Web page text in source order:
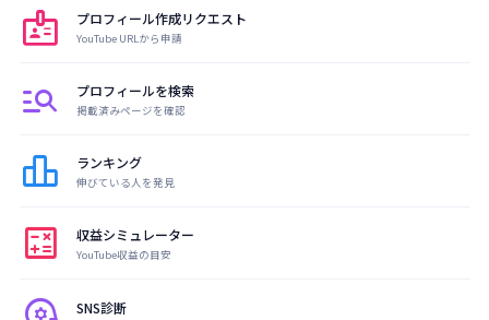
badge プロフィール作成リクエスト
YouTube URLから申請
manage_search プロフィールを検索
掲載済みページを確認
leaderboard ランキング
伸びている人を発見
calculate 収益シミュレーター
YouTube収益の目安
SNS診断